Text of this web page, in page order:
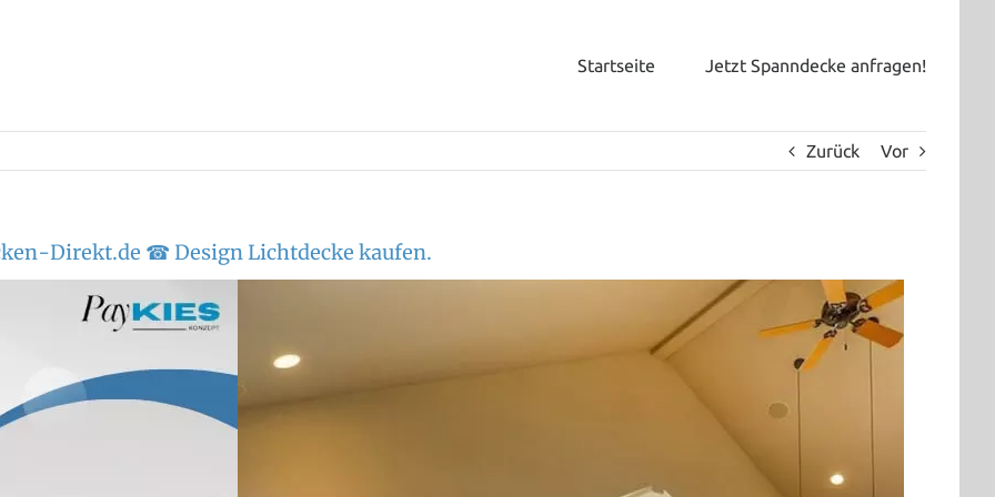
Startseite Jetzt Spanndecke anfragen!
Zurück Vor
Direkt.de ☎ Design Lichtdecke kaufen.